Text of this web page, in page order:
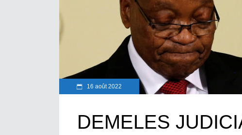
16 août 2022
DEMELES